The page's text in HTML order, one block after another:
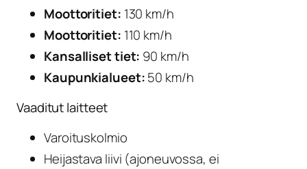
Moottoritiet: 130 km/h
Moottoritiet: 110 km/h
Kansalliset tiet: 90 km/h
Kaupunkialueet:50 km/h
Vaaditut laitteet
Varoituskolmio
Heijastava liivi (ajoneuvossa, ei